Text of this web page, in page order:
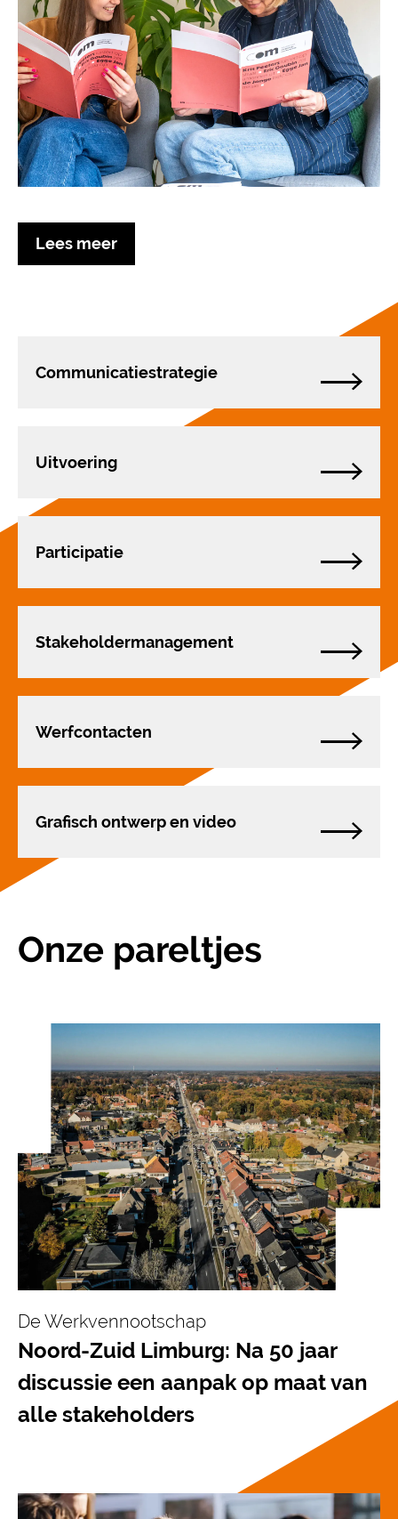
Lees meer
Communicatie­strategie
Uitvoering
Participatie
Stakeholder­management
Werfcontacten
Grafisch ontwerp en video
Onze pareltjes
De Werkvennootschap
Noord-Zuid Limburg: Na 50 jaar
discussie een aanpak op maat van
alle stakeholders